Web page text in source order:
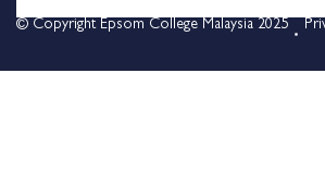
© Copyright Epsom College Malaysia 2025